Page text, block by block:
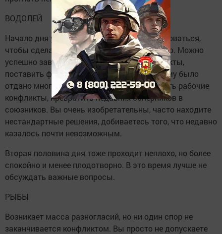
ВОДОЛЕЙ
Начало дня удачно, и этим нужно воспользоваться,
чтобы сделать то, что было давно задумано. Можно
успешно завершить какие-то сложные проекты,
поставить финальную точку в деле, которому было
отдано много сил. Будет шанс урегулировать рабочие
конфликты, превратить недавних соперников в
союзников. Вы очень изобретательны, часто находите
нестандартные решения, добиваетесь того, что недавно
казалось почти невозможным.
Вторая половина дня тоже проходит неплохо, но более
спокойно и менее плодотворно. В это время лучше не
обсуждать важные вопросы.
РЫБЫ
Возникает масса разногласий, но ни один спор не
заканчивается конфликтом. Вы просто не допускаете